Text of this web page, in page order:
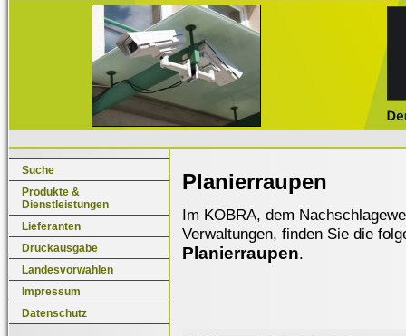
Suche
Produkte &
Dienstleistungen
Lieferanten
Druckausgabe
Landesvorwahlen
Impressum
Datenschutz
Planierraupen
Im KOBRA, dem
Verwaltungen, finden Sie die
Planierraupen.